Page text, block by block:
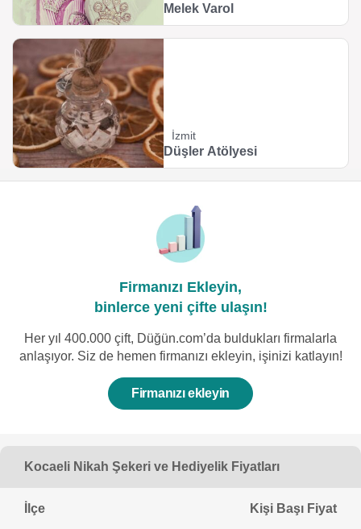
Melek Varol
İzmit
Düşler Atölyesi
Firmanızı Ekleyin,
binlerce yeni çifte ulaşın!
Her yıl 400.000 çift, Düğün.com’da buldukları firmalarla
anlaşıyor. Siz de hemen firmanızı ekleyin, işinizi katlayın!
Firmanızı ekleyin
Kocaeli Nikah Şekeri ve Hediyelik Fiyatları
İlçe Kişi Başı Fiyat